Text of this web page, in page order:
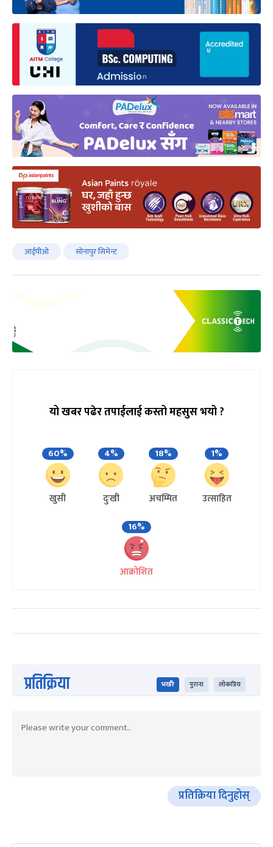
आईपीओ सोनापुर सिमेन्ट
यो खबर पढेर तपाईलाई कस्तो महसुस भयो ?
60%
खुसी
4%
दुःखी
18%
अचम्मित
1%
उत्साहित
16%
आक्रोशित
प्रतिक्रिया भर्खरै पुराना लोकप्रिय
प्रतिक्रिया दिनुहोस्